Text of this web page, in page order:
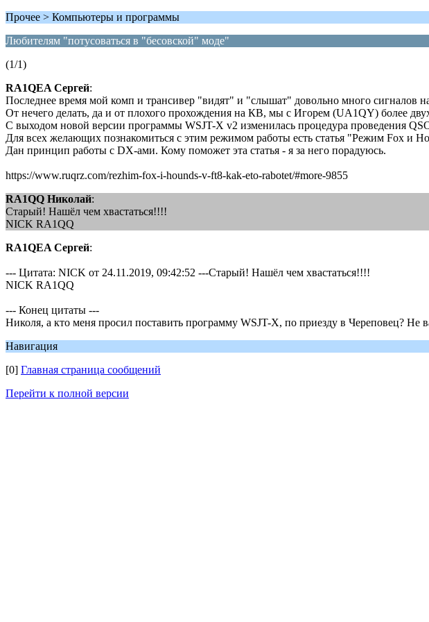
Прочее > Компьютеры и программы
Любителям "потусоваться в "бесовской" моде"
(1/1)
RA1QEA Сергей:
Последнее время мой комп и трансивер "видят" и "слышат" довольно много сигналов
От нечего делать, да и от плохого прохождения на КВ, мы с Игорем (UA1QY) более
С выходом новой версии программы WSJT-X v2 изменилась процедура проведения
Для всех желающих познакомиться с этим режимом работы есть статья "Режим Fox и
Дан принцип работы с DX-ами. Кому поможет эта статья - я за него порадуюсь.
https://www.ruqrz.com/rezhim-fox-i-hounds-v-ft8-kak-eto-rabotet/#more-9855
RA1QQ Николай:
Старый! Нашёл чем хвастаться!!!!
NICK RA1QQ
RA1QEA Сергей:
--- Цитата: NICK от 24.11.2019, 09:42:52 ---Старый! Нашёл чем хвастаться!!!!
NICK RA1QQ
--- Конец цитаты ---
Николя, а кто меня просил поставить программу WSJT-X, по приезду в Череповец? Не
Навигация
[0] Главная страница сообщений
Перейти к полной версии